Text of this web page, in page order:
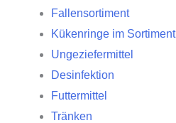
Fallensortiment
Kükenringe im Sortiment
Ungeziefermittel
Desinfektion
Futtermittel
Tränken